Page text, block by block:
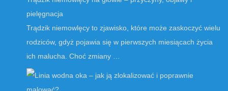
pielęgnacja
Trądzik niemowlęcy to zjawisko, które może zaskoczyć wielu
rodziców, gdyż pojawia się w pierwszych miesiącach życia
ich malucha. Choć zmiany …